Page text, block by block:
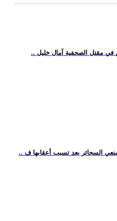
في مقتل الصحفية آمال خليل
السجائر بعد تسبب أعقابها ف